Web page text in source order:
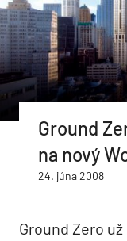
Ground
na nový
24. júna 2008
Ground Zero